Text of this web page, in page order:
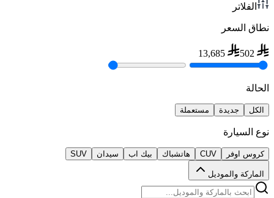
الفلاتر
نطاق السعر
502
13,685
الحالة
الكل جديدة مستعملة
نوع السيارة
كروس اوفر CUV هاتشباك بيك اب سيدان SUV
الماركة والموديل